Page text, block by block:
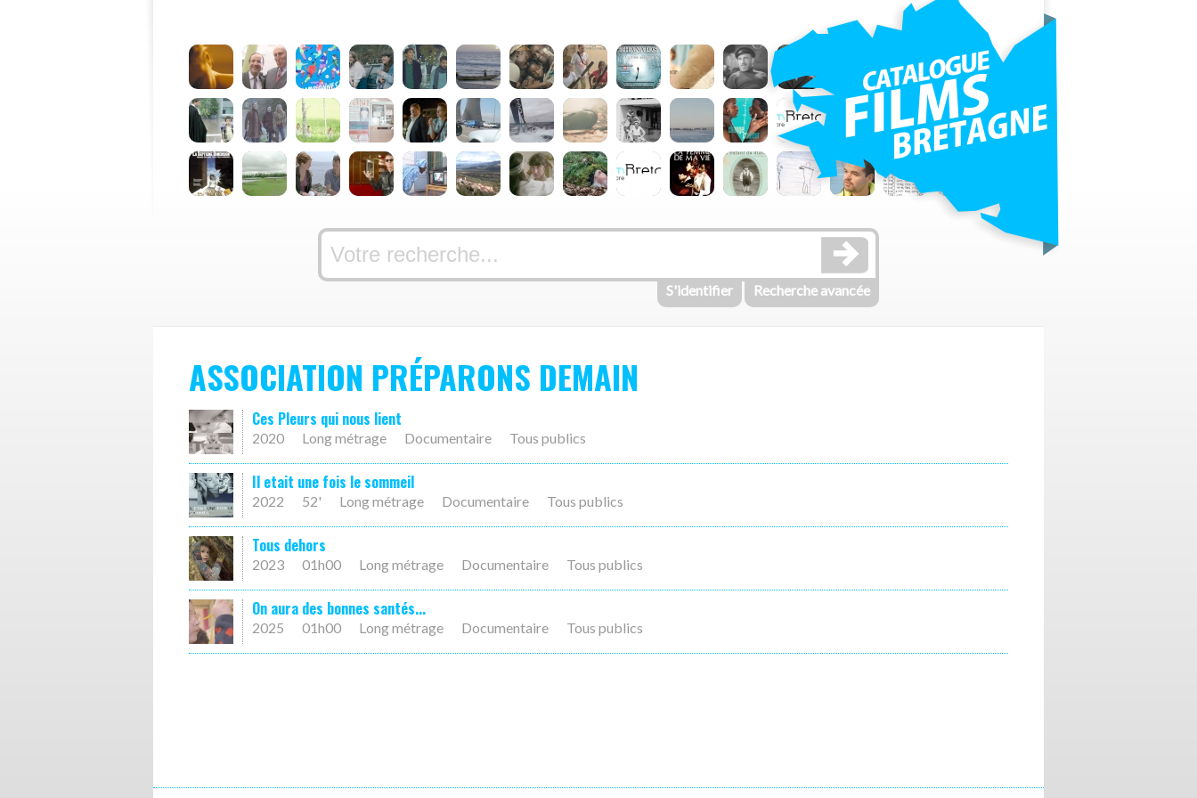
S'identifier Recherche avancée
ASSOCIATION PRÉPARONS DEMAIN
Ces Pleurs qui nous lient
2020 Long métrage Documentaire Tous publics
Il etait une fois le sommeil
2022 52' Long métrage Documentaire Tous publics
Tous dehors
2023 01h00 Long métrage Documentaire Tous publics
On aura des bonnes santés...
2025 01h00 Long métrage Documentaire Tous publics